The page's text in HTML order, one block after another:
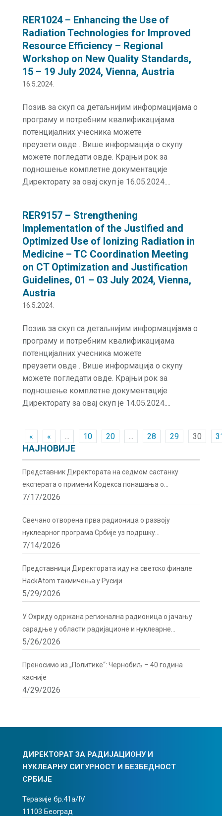
RER1024 – Enhancing the Use of
Radiation Technologies for Improved
Resource Efficiency – Regional
Workshop on New Quality Standards,
15 – 19 July 2024, Vienna, Austria
16.5.2024.
Позив за скуп са детаљнијим информацијама о
програму и потребним квалификацијама
потенцијалних учесника можете
преузети овде . Више информација о скупу
можете погледати овде. Крајњи рок за
подношење комплетне документације
Директорату за овај скуп је 16.05.2024....
RER9157 – Strengthening
Implementation of the Justified and
Optimized Use of Ionizing Radiation in
Medicine – TC Coordination Meeting
on CT Optimization and Justification
Guidelines, 01 – 03 July 2024, Vienna,
Austria
16.5.2024.
Позив за скуп са детаљнијим информацијама о
програму и потребним квалификацијама
потенцијалних учесника можете
преузети овде . Више информација о скупу
можете погледати овде. Крајњи рок за
подношење комплетне документације
Директорату за овај скуп је 14.05.2024....
« « ... 10 20 ... 28 29 30
НАЈНОВИЈЕ
Представник Директората на седмом састанку
експерата о примени Кодекса понашања о
сигурности и безбедности радиоактивних извора у
7/17/2026
Свечано отворена прва радионица о развоју
нуклеарног програма Србије уз подршку
Директората
7/14/2026
Представници Директората иду на светско финале
HackAtom такмичења у Русији
5/29/2026
У Охриду одржана регионална радионица о јачању
сарадње у области радијационе и нуклеарне
сигурности
5/26/2026
Преносимо из „Политике“: Чернобиљ – 40 година
касније
4/29/2026
ДИРЕКТОРАТ ЗА РАДИЈАЦИОНУ И
НУКЛЕАРНУ СИГУРНОСТ И БЕЗБЕДНОСТ
СРБИЈЕ
Теразије бр.41а/IV
11103 Београд